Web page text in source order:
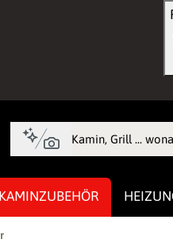
KAMINZUBEHÖR